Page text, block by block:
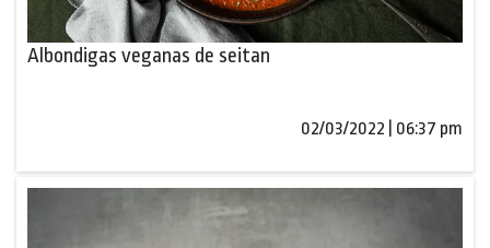
Albondigas veganas de seitan
02/03/2022 | 06:37 pm